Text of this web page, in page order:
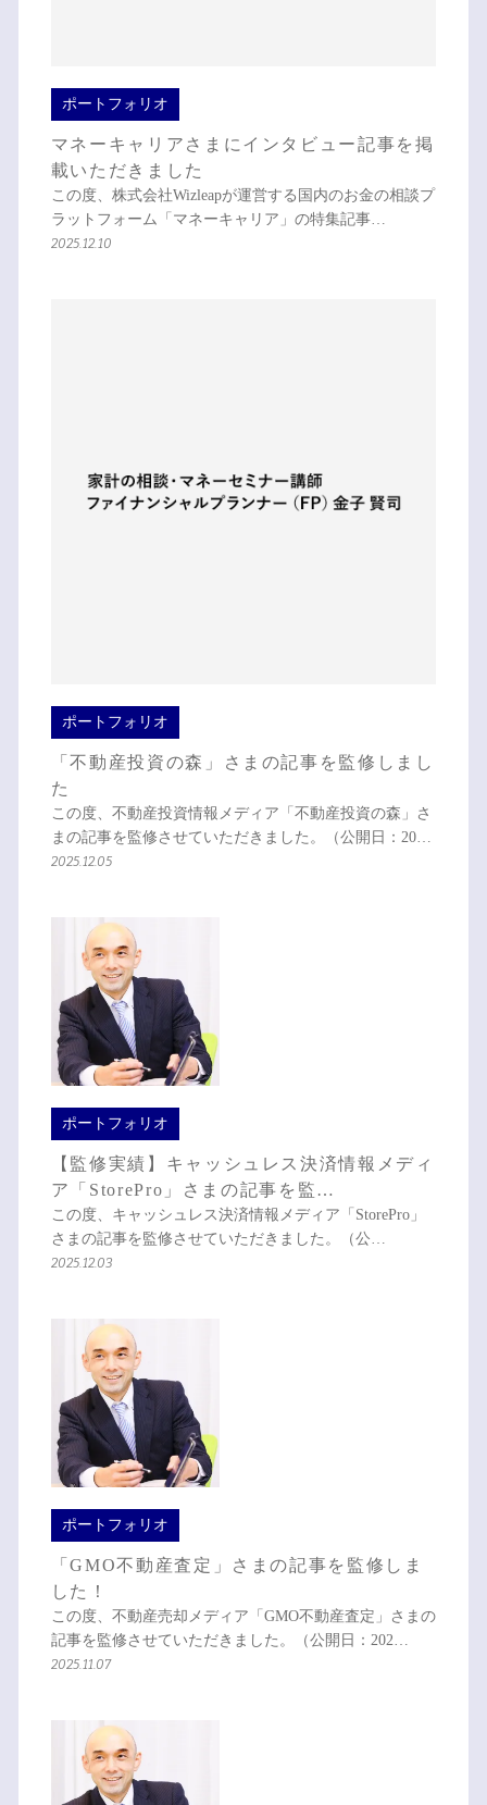
ポートフォリオ
マネーキャリアさまにインタビュー記事を掲
載いただきました
この度、株式会社Wizleapが運営する国内のお金の相談プ
ラットフォーム「マネーキャリア」の特集記事…
2025.12.10
ポートフォリオ
「不動産投資の森」さまの記事を監修しまし
た
この度、不動産投資情報メディア「不動産投資の森」さ
まの記事を監修させていただきました。（公開日：20…
2025.12.05
ポートフォリオ
【監修実績】キャッシュレス決済情報メディ
ア「StorePro」さまの記事を監…
この度、キャッシュレス決済情報メディア「StorePro」
さまの記事を監修させていただきました。（公…
2025.12.03
ポートフォリオ
「GMO不動産査定」さまの記事を監修しま
した！
この度、不動産売却メディア「GMO不動産査定」さまの
記事を監修させていただきました。（公開日：202…
2025.11.07